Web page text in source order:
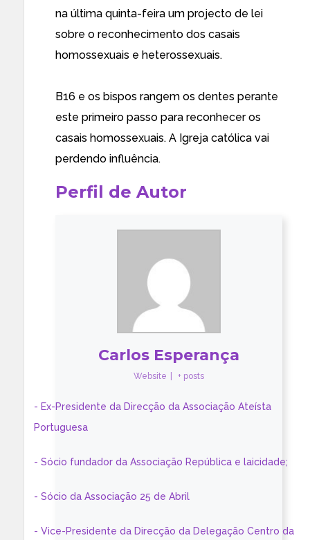
na última quinta-feira um projecto de lei
sobre o reconhecimento dos casais
homossexuais e heterossexuais.
B16 e os bispos rangem os dentes perante
este primeiro passo para reconhecer os
casais homossexuais. A Igreja católica vai
perdendo influência.
Perfil de Autor
Carlos Esperança
Website + posts
- Ex-Presidente da Direcção da Associação Ateísta
Portuguesa
- Sócio fundador da Associação República e laicidade;
- Sócio da Associação 25 de Abril
- Vice-Presidente da Direcção da Delegação Centro da